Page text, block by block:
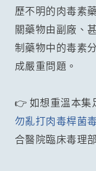
歷不明的肉毒素
關藥物由副廠、
制藥物中的毒素
成嚴重問題。
👉 如想重溫本集
勿亂打肉毒桿菌
合醫院臨床毒理